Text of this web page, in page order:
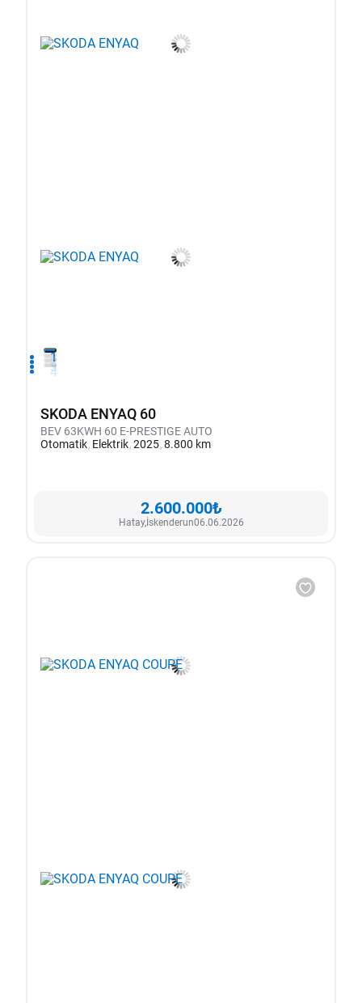
1
2
3
4
SKODA ENYAQ 60
BEV 63KWH 60 E-PRESTIGE AUTO
Otomatik Elektrik20258.800 km
2.600.000₺
Hatay,İskenderun06.06.2026